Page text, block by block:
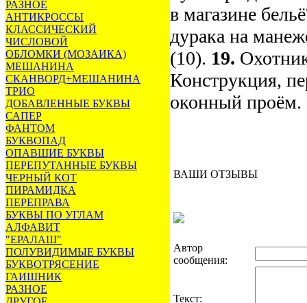
РАЗНОЕ
АНТИКРОССЫ
КЛАССИЧЕСКИЙ
ЧИСЛОВОЙ
ОБЛОМКИ (МОЗАИКА)
МЕШАНИНА
СКАНВОРД+МЕШАНИНА
ТРИО
ДОБАВЛЕННЫЕ БУКВЫ
САПЕР
ФАНТОМ
БУКВОПАД
ОПАВШИЕ БУКВЫ
ПЕРЕПУТАННЫЕ БУКВЫ
ЧЕРНЫЙ КОТ
ПИРАМИДКА
ПЕРЕПРАВА
БУКВЫ ПО УГЛАМ
АЛФАВИТ
"ЕРАЛАШ"
ПОЛУВИДИМЫЕ БУКВЫ
БУКВОТРЯСЕНИЕ
ГАИШНИК
РАЗНОЕ
в магазине
дурака на
(10). 19.
Конструкция,
оконный проём.
ВАШИ ОТЗЫВЫ
Автор
сообщения:
Текст: